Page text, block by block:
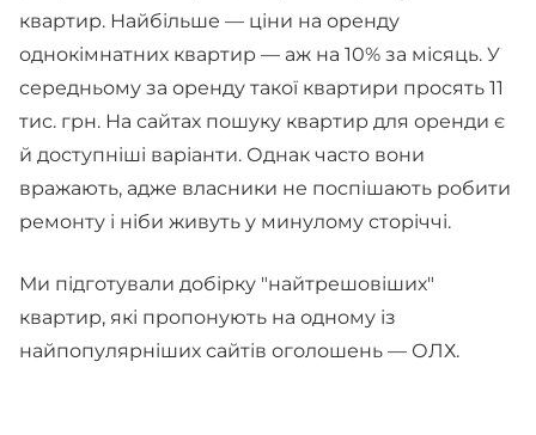
квартир. Найбільше — ціни на оренду
однокімнатних квартир — аж на 10% за місяць. У
середньому за оренду такої квартири просять 11
тис. грн. На сайтах пошуку квартир для оренди є
й доступніші варіанти. Однак часто вони
вражають, адже власники не поспішають робити
ремонту і ніби живуть у минулому сторіччі.
Ми підготували добірку "найтрешовіших"
квартир, які пропонують на одному із
найпопулярніших сайтів оголошень — ОЛХ.